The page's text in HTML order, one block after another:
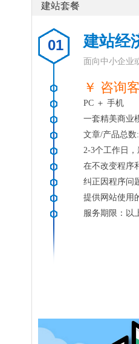
建站套餐
01 建站经
面向中小企业
￥ 咨询
PC ＋ 手机
一套精美商业
文章/产品总数
2-3个工作日
在不改变程序
纠正因程序问
提供网站使用
服务期限：以